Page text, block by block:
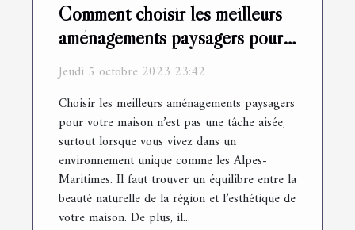
Comment choisir les meilleurs
aménagements paysagers pour
votre maison dans les Alpes-
Maritimes
Jeudi 5 octobre 2023 23:42
Choisir les meilleurs aménagements paysagers
pour votre maison n’est pas une tâche aisée,
surtout lorsque vous vivez dans un
environnement unique comme les Alpes-
Maritimes. Il faut trouver un équilibre entre la
beauté naturelle de la région et l’esthétique de
votre maison. De plus, il...